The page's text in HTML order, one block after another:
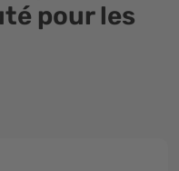
pour les